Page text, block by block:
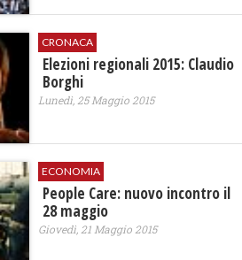
CRONACA
Elezioni regionali 2015: Claudio
Borghi
Lunedì, 25 Maggio 2015
ECONOMIA
People Care: nuovo incontro il
28 maggio
Giovedì, 21 Maggio 2015